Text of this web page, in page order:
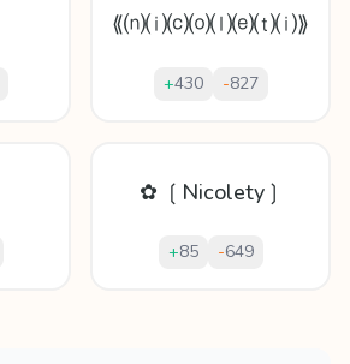
⟪⒩⒤⒞⒪⒧⒠⒯⒤⟫
+430 -827
✿ ❲Nicolety❳
+85 -649